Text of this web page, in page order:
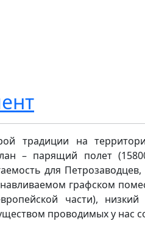
традиции на
– парящий полет
для
графском
части),
проводимых у нас